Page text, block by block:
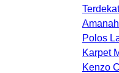
Polos
Karpet
Kenzo